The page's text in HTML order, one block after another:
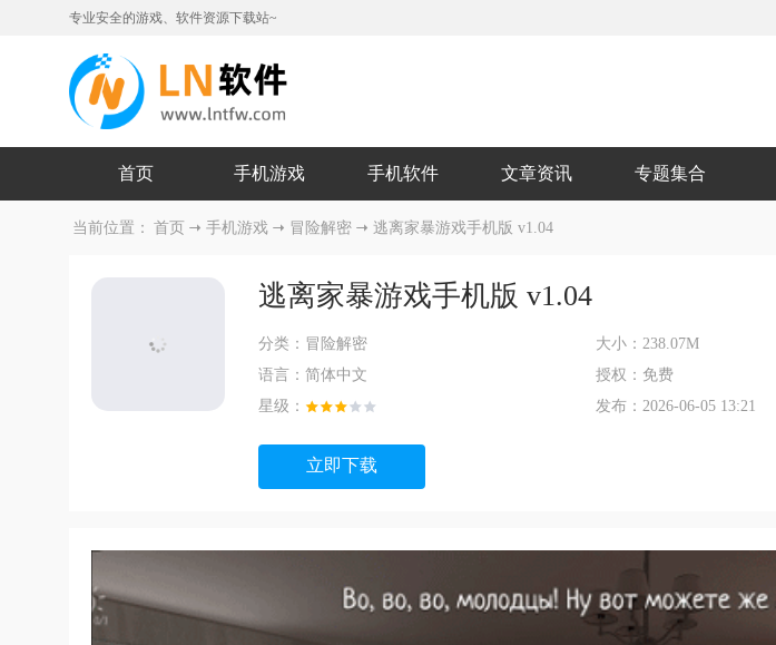
专业安全的游戏、软件资源下载站~
首页 手机游戏 手机软件 文章资讯 专题集合
当前位置： 首页 手机游戏 冒险解密 逃离家暴游戏手机版 v1.04
逃离家暴游戏手机版 v1.04
分类： 冒险解密 大小：238.07M
语言： 简体中文 授权： 免费
星级：
发布：2026-06-05 13:21
立即下载